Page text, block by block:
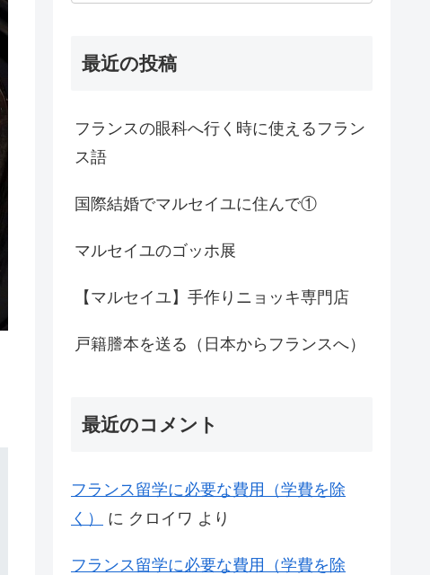
最近の投稿
フランスの眼科へ行く時に使えるフラン
ス語
国際結婚でマルセイユに住んで①
マルセイユのゴッホ展
【マルセイユ】手作りニョッキ専門店
戸籍謄本を送る（日本からフランスへ）
最近のコメント
フランス留学に必要な費用（学費を除
く）
に クロイワ より
フランス留学に必要な費用（学費を除